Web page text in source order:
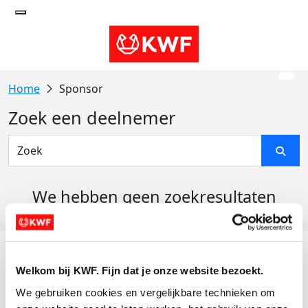
Welkom bij KWF. Fijn dat je onze website bezoekt.
We gebruiken cookies en vergelijkbare technieken om
Sponsor
Zoek een deelnemer
We hebben geen zoekresultaten
Actiematerialen
Evenementen